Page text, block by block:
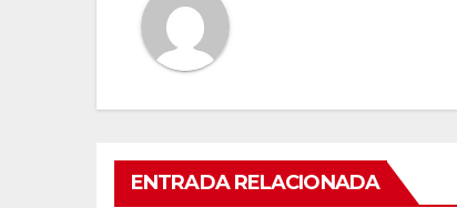
ENTRADA RELACIONADA